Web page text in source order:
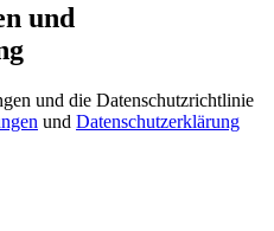
und
und die Datenschutzrichtlinie
und Datenschutzerklärung